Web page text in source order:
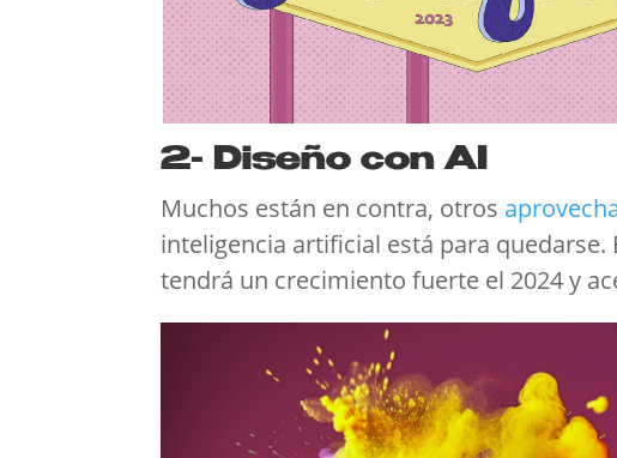
2- Diseño con AI
Muchos están en contra, otros
inteligencia artificial está para
tendrá un crecimiento fuerte el 2024 y